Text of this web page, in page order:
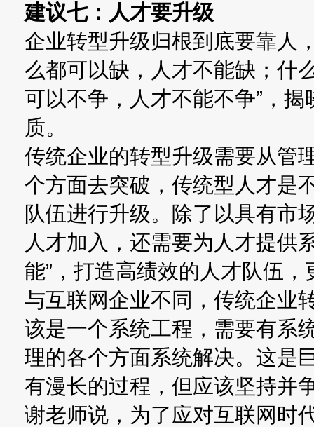
建议七：人才要升级
企业转型升级归根到底要靠人
么都可以缺，人才不能缺；什
可以不争，人才不能不争”，
质。
传统企业的转型升级需要从管
个方面去突破，传统型人才是
队伍进行升级。除了以具有市
人才加入，还需要为人才提供
能”，打造高绩效的人才队伍
与互联网企业不同，传统企业
该是一个系统工程，需要有系
理的各个方面系统解决。这是
有漫长的过程，但应该坚持并
谢老师说，为了应对互联网时